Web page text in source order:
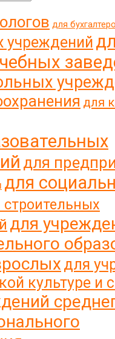
для
для
для
для
строительных
для
для
культуре и